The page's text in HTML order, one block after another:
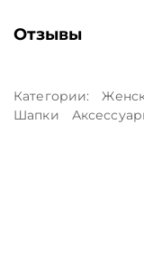
Отзывы
Категории:
Шапки